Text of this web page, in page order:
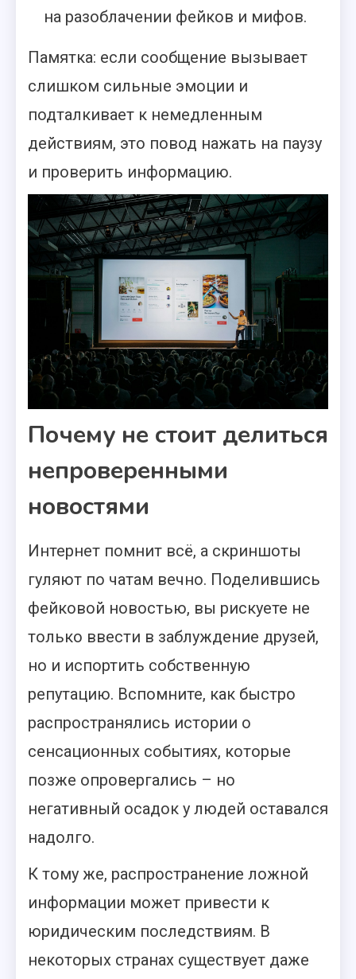
на разоблачении фейков и мифов.
Памятка: если сообщение вызывает
слишком сильные эмоции и
подталкивает к немедленным
действиям, это повод нажать на паузу
и проверить информацию.
Почему не стоит делиться
непроверенными
новостями
Интернет помнит всё, а скриншоты
гуляют по чатам вечно. Поделившись
фейковой новостью, вы рискуете не
только ввести в заблуждение друзей,
но и испортить собственную
репутацию. Вспомните, как быстро
распространялись истории о
сенсационных событиях, которые
позже опровергались – но
негативный осадок у людей оставался
надолго.
К тому же, распространение ложной
информации может привести к
юридическим последствиям. В
некоторых странах существует даже